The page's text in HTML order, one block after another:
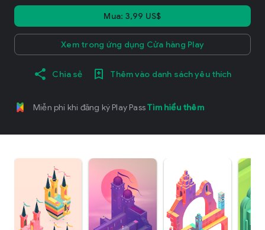
Mua: 3,99 US$
Xem trong ứng dụng Cửa hàng Play
Chia sẻ Thêm vào danh sách yêu thích
Miễn phí khi đăng ký Play PassTìm hiểu thêm